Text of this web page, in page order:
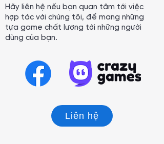
Hãy liên hệ nếu bạn quan tâm tới việc
hợp tác với chúng tôi, để mang những
tựa game chất lượng tới những người
dùng của bạn.
Liên hệ